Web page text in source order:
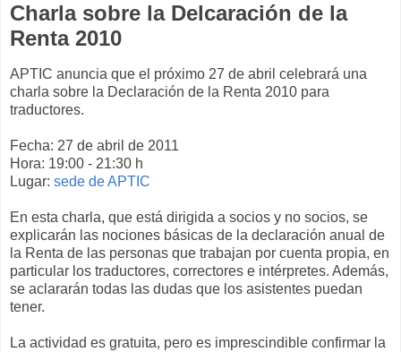
Charla sobre la Delcaración de la
Renta 2010
APTIC anuncia que el próximo 27 de abril celebrará una
charla sobre la Declaración de la Renta 2010 para
traductores.
Fecha: 27 de abril de 2011
Hora: 19:00 - 21:30 h
Lugar: sede de APTIC
En esta charla, que está dirigida a socios y no socios, se
explicarán las nociones básicas de la declaración anual de
la Renta de las personas que trabajan por cuenta propia, en
particular los traductores, correctores e intérpretes. Además,
se aclararán todas las dudas que los asistentes puedan
tener.
La actividad es gratuita, pero es imprescindible confirmar la